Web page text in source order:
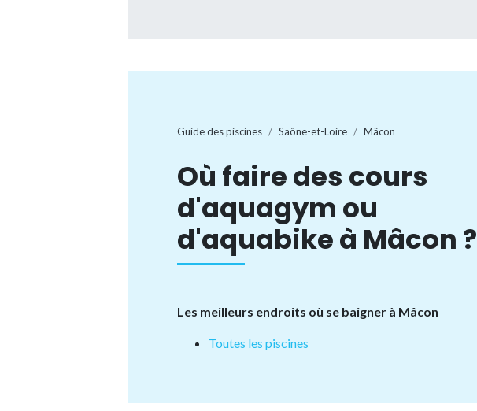
Guide des piscines Saône-et-Loire Mâcon
Où faire des cours
d'aquagym ou
d'aquabike à Mâcon ?
Les meilleurs endroits où se baigner à Mâcon
Toutes les piscines